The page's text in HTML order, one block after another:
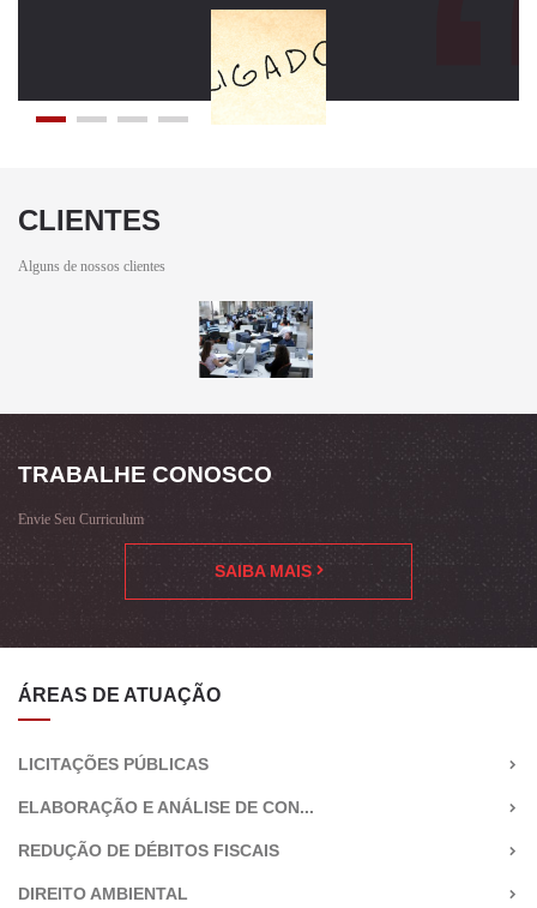
CLIENTES
Alguns de nossos clientes
TRABALHE CONOSCO
Envie Seu Curriculum
SAIBA MAIS
ÁREAS DE ATUAÇÃO
LICITAÇÕES PÚBLICAS
ELABORAÇÃO E ANÁLISE DE CON...
REDUÇÃO DE DÉBITOS FISCAIS
DIREITO AMBIENTAL